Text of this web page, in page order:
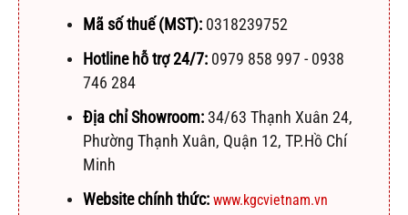
Mã số thuế (MST): 0318239752
Hotline hỗ trợ 24/7: 0979 858 997 - 0938
746 284
Địa chỉ Showroom: 34/63 Thạnh Xuân 24,
Phường Thạnh Xuân, Quận 12, TP.Hồ Chí
Minh
Website chính thức: www.kgcvietnam.vn